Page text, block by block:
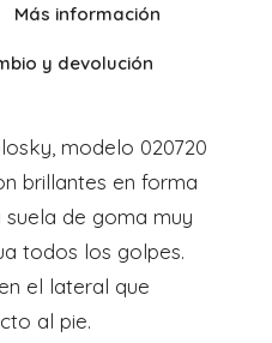
Más información
y devolución
modelo 020720
brillantes en forma
suela de goma muy
todos los golpes.
el lateral que
al pie.